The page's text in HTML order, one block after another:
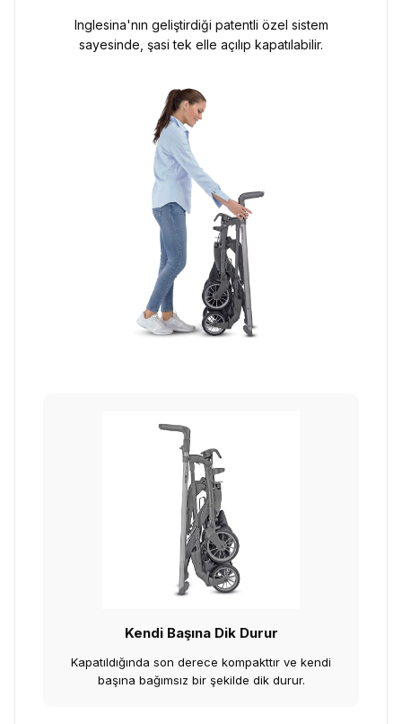
Inglesina'nın geliştirdiği patentli özel sistem
sayesinde, şasi tek elle açılıp kapatılabilir.
Kendi Başına Dik Durur
Kapatıldığında son derece kompakttır ve kendi
başına bağımsız bir şekilde dik durur.